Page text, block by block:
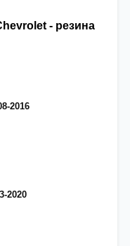
- резина
2016
2020